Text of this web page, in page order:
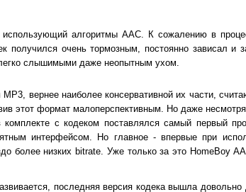
алгоритмы AAC. К сожалению в
получился очень тормозным, постоянно зависал и
слышимыми даже неопытным ухом.
вернее наиболее консервативной их части,
этот формат малоперспективным. Но даже
с кодеком поставлялся самый первый
интерфейсом. Но главное - впервые при
более низких bitrate. Уже только за это HomeBoy
последняя версия кодека вышла